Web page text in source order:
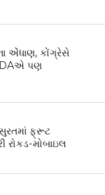
એંધાણ, કોંગ્રેસે
પણ
સુરતમાં ફ્રૂટ
રોકડ-મોબાઇલ